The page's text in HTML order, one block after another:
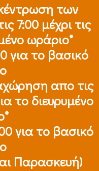
των
7:00 μέχρι τις
ωράριο*
για το βασικό
απο τις
το διευρυμένο
για το βασικό
Παρασκευή)